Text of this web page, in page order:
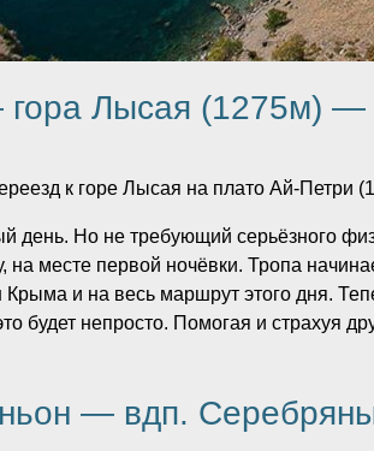
Лысая (1275м)
к горе Лысая на плато Ай-Петри
день. Но не требующий серьёзного
на месте первой ночёвки. Тропа
Крыма и на весь маршрут этого дня.
будет непросто. Помогая и страхуя
— вдп.